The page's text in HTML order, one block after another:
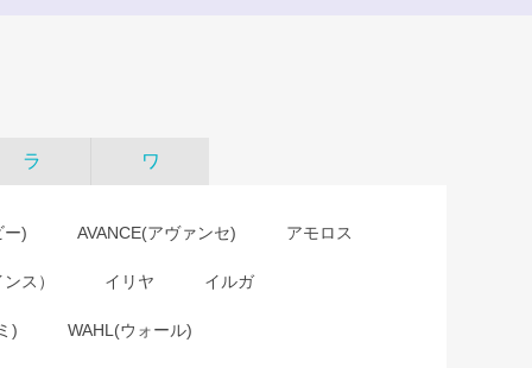
ラ ワ
ー) AVANCE(アヴァンセ) アモロス
ス） イリヤ イルガ
) WAHL(ウォール)